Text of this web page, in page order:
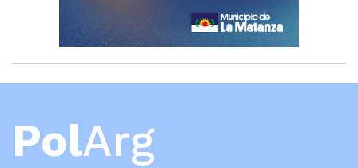
PolArg